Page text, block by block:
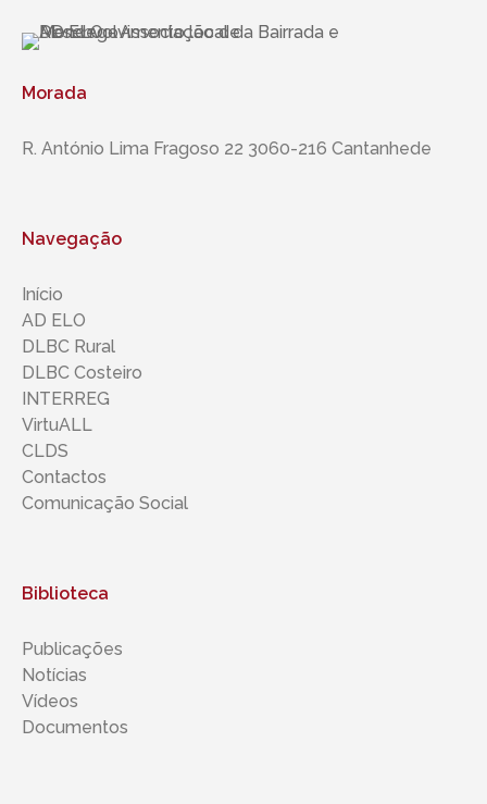
Morada
R. António Lima Fragoso 22 3060-216 Cantanhede
Navegação
Início
AD ELO
DLBC Rural
DLBC Costeiro
INTERREG
VirtuALL
CLDS
Contactos
Comunicação Social
Biblioteca
Publicações
Notícias
Vídeos
Documentos